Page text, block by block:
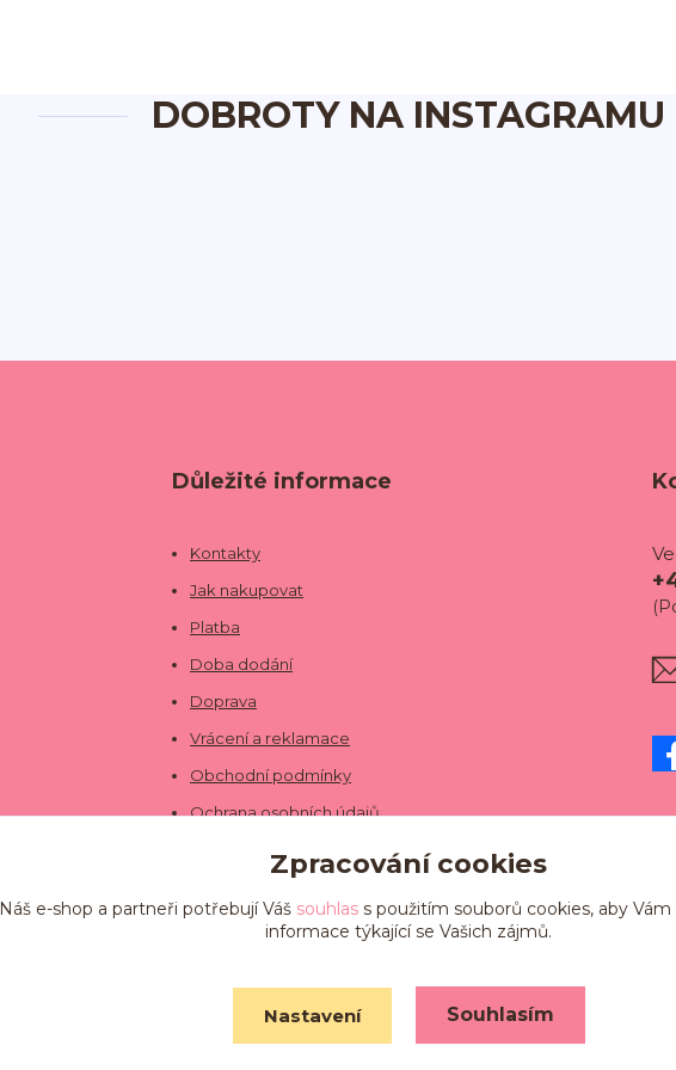
DOBROTY NA INSTAGRAMU
Důležité informace
Kontakty
Jak nakupovat
Platba
Doba dodání
Doprava
Vrácení a reklamace
Obchodní podmínky
Ochrana osobních údajů
Zpracování cookies
Náš e-shop a partneři potřebují Váš souhlass použitím souborů cookies, aby
informace týkající se Vašich zájmů.
Nastavení Souhlasím